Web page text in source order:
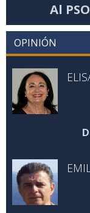
Al
OPINIÓN